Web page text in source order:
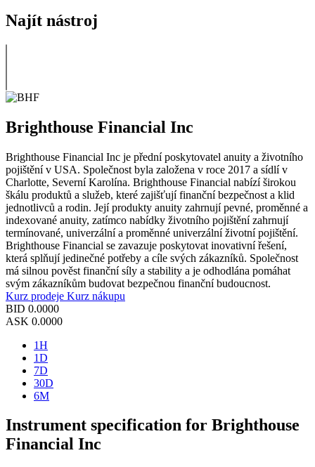
Najít nástroj
Brighthouse Financial Inc
Brighthouse Financial Inc je přední poskytovatel anuity a životního
pojištění v USA. Společnost byla založena v roce 2017 a sídlí v
Charlotte, Severní Karolína. Brighthouse Financial nabízí širokou
škálu produktů a služeb, které zajišťují finanční bezpečnost a klid
jednotlivců a rodin. Její produkty anuity zahrnují pevné, proměnné a
indexované anuity, zatímco nabídky životního pojištění zahrnují
termínované, univerzální a proměnné univerzální životní pojištění.
Brighthouse Financial se zavazuje poskytovat inovativní řešení,
která splňují jedinečné potřeby a cíle svých zákazníků. Společnost
má silnou pověst finanční síly a stability a je odhodlána pomáhat
svým zákazníkům budovat bezpečnou finanční budoucnost.
Kurz prodeje Kurz nákupu
BID 0.0000
ASK 0.0000
1H
1D
7D
30D
6M
Instrument specification for Brighthouse
Financial Inc